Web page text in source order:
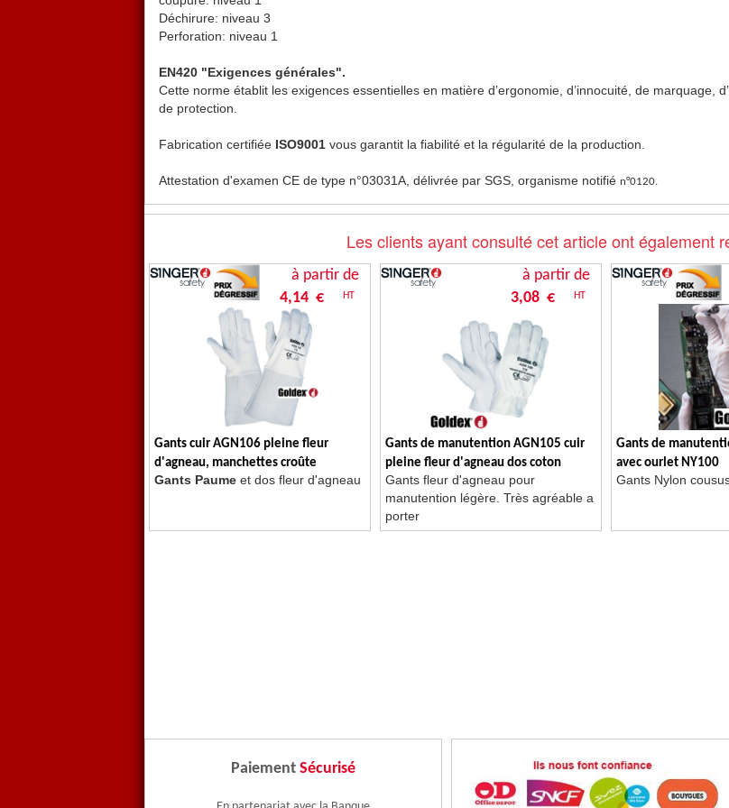
Déchirure: niveau 3
Perforation: niveau 1
EN420 "Exigences générales".
Cette norme établit les exigences essentielles en matière d’ergonomie, d’innocuité, de marquage,
de protection.
Fabrication certifiée ISO9001 vous garantit la fiabilité et la régularité de la production.
Attestation d'examen CE de type n°03031A, délivrée par SGS, organisme notifié n°0120.
Les clients ayant consulté cet article ont également
à partir de
4,14 €
HT
Gants cuir AGN106 pleine fleur
d'agneau, manchettes croûte
Gants Paume et dos fleur d'agneau
à partir de
3,08 €
HT
Gants de manutention AGN105 cuir
pleine fleur d'agneau dos coton
interlock écru
Gants fleur d'agneau pour
manutention légère. Très agréable a
porter
Gants de
avec ourlet NY100
Gants Nylon
Paiement Sécurisé